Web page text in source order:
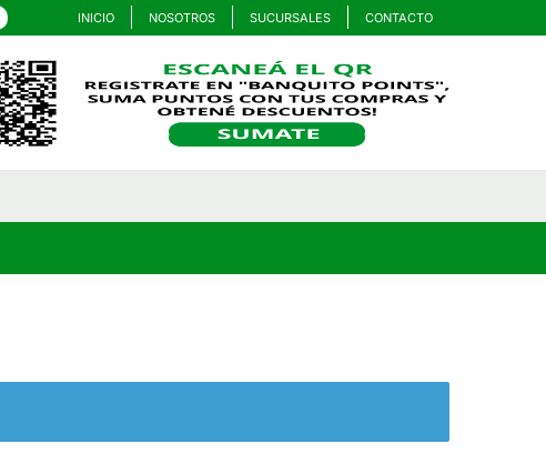
INICIO NOSOTROS SUCURSALES CONTACTO